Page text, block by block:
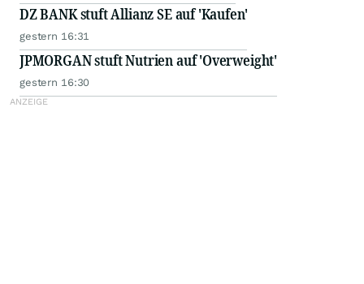
DZ BANK stuft Allianz SE auf 'Kaufen'
gestern 16:31
JPMORGAN stuft Nutrien auf 'Overweight'
gestern 16:30